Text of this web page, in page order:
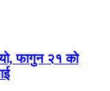
फागुन २१ को